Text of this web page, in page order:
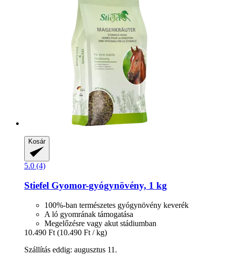
Kosár
5.0 (4)
Stiefel Gyomor-​gyógynövény, 1 kg
100%-ban természetes gyógynövény keverék
A ló gyomrának támogatása
Megelőzésre vagy akut stádiumban
10.490 Ft (10.490 Ft / kg)
Szállítás eddig: augusztus 11.